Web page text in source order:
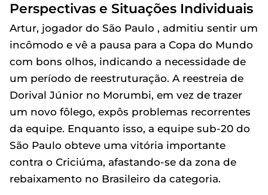
Perspectivas e Situações Individuais
Artur, jogador do São Paulo , admitiu sentir um
incômodo e vê a pausa para a Copa do Mundo
com bons olhos, indicando a necessidade de
um período de reestruturação. A reestreia de
Dorival Júnior no Morumbi, em vez de trazer
um novo fôlego, expôs problemas recorrentes
da equipe. Enquanto isso, a equipe sub-20 do
São Paulo obteve uma vitória importante
contra o Criciúma, afastando-se da zona de
rebaixamento no Brasileiro da categoria.